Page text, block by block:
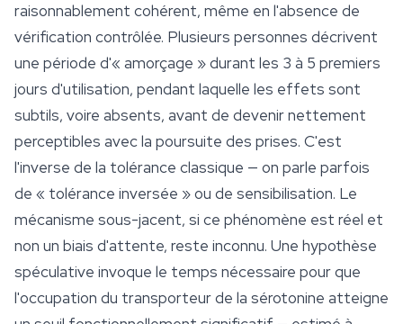
raisonnablement cohérent, même en l'absence de
vérification contrôlée. Plusieurs personnes décrivent
une période d'« amorçage » durant les 3 à 5 premiers
jours d'utilisation, pendant laquelle les effets sont
subtils, voire absents, avant de devenir nettement
perceptibles avec la poursuite des prises. C'est
l'inverse de la tolérance classique — on parle parfois
de « tolérance inversée » ou de sensibilisation. Le
mécanisme sous-jacent, si ce phénomène est réel et
non un biais d'attente, reste inconnu. Une hypothèse
spéculative invoque le temps nécessaire pour que
l'occupation du transporteur de la sérotonine atteigne